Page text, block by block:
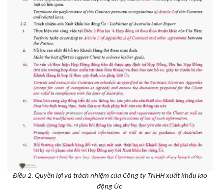
Điều 2. Quyền lợi và trách nhiệm của Công ty TNHH xuất khẩu lao
động Úc